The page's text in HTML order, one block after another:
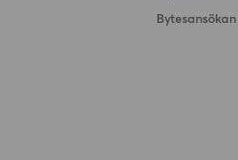
Bytesansökan